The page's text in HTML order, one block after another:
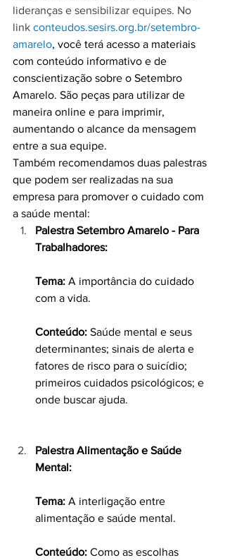
lideranças e sensibilizar equipes. No
link conteudos.sesirs.org.br/setembro-
amarelo, você terá acesso a materiais
com conteúdo informativo e de
conscientização sobre o Setembro
Amarelo. São peças para utilizar de
maneira online e para imprimir,
aumentando o alcance da mensagem
entre a sua equipe.
Também recomendamos duas palestras
que podem ser realizadas na sua
empresa para promover o cuidado com
a saúde mental:
Palestra Setembro Amarelo - Para
Trabalhadores:
Tema: A importância do cuidado
com a vida.
Conteúdo: Saúde mental e seus
determinantes; sinais de alerta e
fatores de risco para o suicídio;
primeiros cuidados psicológicos; e
onde buscar ajuda.
Palestra Alimentação e Saúde
Mental:
Tema: A interligação entre
alimentação e saúde mental.
Conteúdo: Como as escolhas